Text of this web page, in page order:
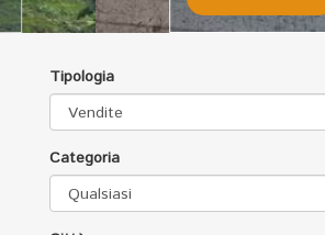
Tipologia
Categoria